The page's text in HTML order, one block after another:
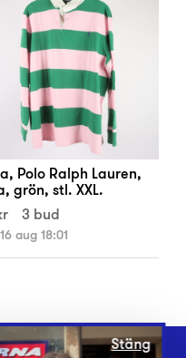
Polo Ralph Lauren,
grön, stl. XXL.
3 bud
aug 18:01
Stäng